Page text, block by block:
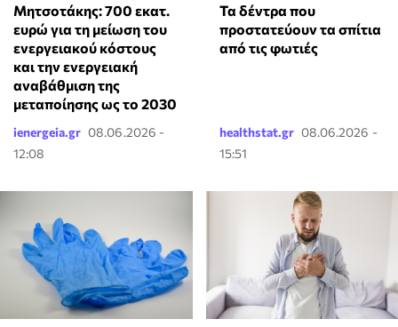
Μητσοτάκης: 700 εκατ.
ευρώ για τη μείωση του
ενεργειακού κόστους
και την ενεργειακή
αναβάθμιση της
μεταποίησης ως το 2030
ienergeia.gr 08.06.2026 -
12:08
Τα δέντρα που
προστατεύουν τα σπίτια
από τις φωτιές
healthstat.gr 08.06.2026 -
15:51